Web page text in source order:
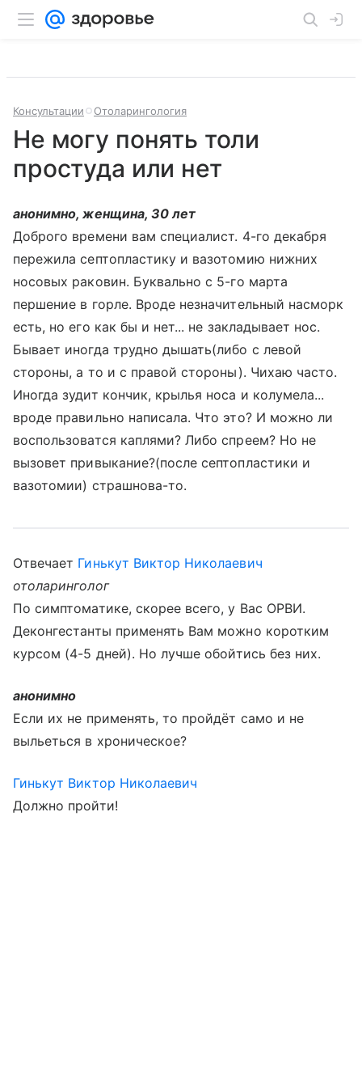
Консультации Отоларингология
Не могу понять толи
простуда или нет
анонимно, женщина, 30 лет
Доброго времени вам специалист. 4-го декабря
пережила септопластику и вазотомию нижних
носовых раковин. Буквально с 5-го марта
першение в горле. Вроде незначительный насморк
есть, но его как бы и нет... не закладывает нос.
Бывает иногда трудно дышать(либо с левой
стороны, а то и с правой стороны). Чихаю часто.
Иногда зудит кончик, крылья носа и колумела...
вроде правильно написала. Что это? И можно ли
воспользоватся каплями? Либо спреем? Но не
вызовет привыкание?(после септопластики и
вазотомии) страшнова-то.
Отвечает Гинькут Виктор Николаевич
отоларинголог
По симптоматике, скорее всего, у Вас ОРВИ.
Деконгестанты применять Вам можно коротким
курсом (4-5 дней). Но лучше обойтись без них.
анонимно
Если их не применять, то пройдёт само и не
выльеться в хроническое?
Гинькут Виктор Николаевич
Должно пройти!